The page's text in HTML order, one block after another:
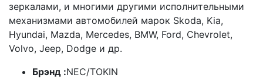
зеркалами, и многими другими исполнительными
механизмами автомобилей марок Skoda, Kia,
Hyundai, Mazda, Mercedes, BMW, Ford, Chevrolet,
Volvo, Jeep, Dodge и др.
Брэнд :NEC/TOKIN